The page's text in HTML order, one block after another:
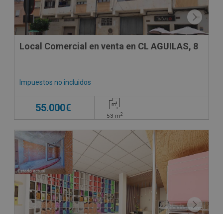
Local Comercial en venta en CL AGUILAS, 8
Impuestos no incluidos
55.000€
53 m2